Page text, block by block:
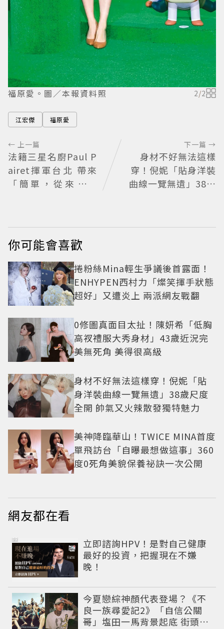
福原愛。圖／本報資料照 2/2
江宏傑 福原愛
← 上一篇
法籍三星名廚Paul P
airet揮軍台北 帶來
「簡單，從來不簡
下一篇 →
身材不好無法這樣
穿！倪妮「貼身洋裝
曲線一覽無遺」38歲
你可能會喜歡
捲粉絲Mina輕生爭議後首露面！
ENHYPEN西村力「燦笑揮手狀態
超好」又遭炎上 兩派網友戰翻
0修圖真面目太扯！陳妍希「低胸
高衩禮服大秀身材」43歲近況完
美無死角 美得很高級
身材不好無法這樣穿！倪妮「貼
身洋裝曲線一覽無遺」38歲尺度
全開 帥氣又火辣散發獨特魅力
美神降臨華山！TWICE MINA首度
單飛訪台「自曝最想做這事」360
度0死角美貌保養祕訣一次公開
網友都在看
立即諮詢HPV！是對自己健康
最好的投資，把握現在不嫌
晚！
PR
今夏戀綜神顏代表登場？《不
良一族尋愛記2》「自信公關
哥」塩田一馬背景起底 街頭辣